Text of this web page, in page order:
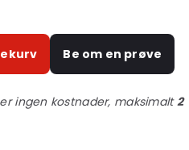
Be om en prøve
ingen kostnader, maksimalt2